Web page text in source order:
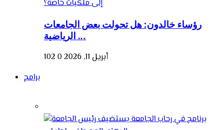
رؤساء خالدون: هل تحولت بعض الجامعات
الرياضية ...
أبريل 11, 2026 0
102
برامج